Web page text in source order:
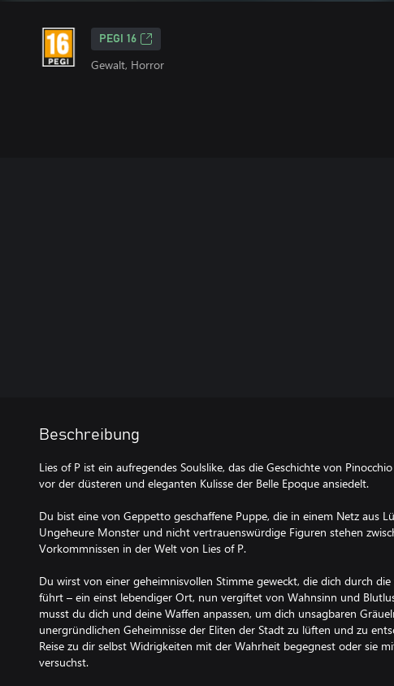
PEGI 16
Gewalt, Horror
Beschreibung
Lies of P ist ein aufregendes Soulslike, das die Geschichte von
vor der düsteren und eleganten Kulisse der Belle Epoque ansiedelt.
Du bist eine von Geppetto geschaffene Puppe, die in einem Netz aus
Ungeheure Monster und nicht vertrauenswürdige Figuren stehen
Vorkommnissen in der Welt von Lies of P.
Du wirst von einer geheimnisvollen Stimme geweckt, die dich durch
führt – ein einst lebendiger Ort, nun vergiftet von Wahnsinn und
musst du dich und deine Waffen anpassen, um dich unsagbaren
unergründlichen Geheimnisse der Eliten der Stadt zu lüften und zu
Reise zu dir selbst Widrigkeiten mit der Wahrheit begegnest oder sie
versuchst.